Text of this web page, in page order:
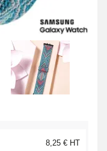
8,25 € HT